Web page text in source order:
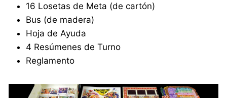
16 Losetas de Meta (de cartón)
Bus (de madera)
Hoja de Ayuda
4 Resúmenes de Turno
Reglamento